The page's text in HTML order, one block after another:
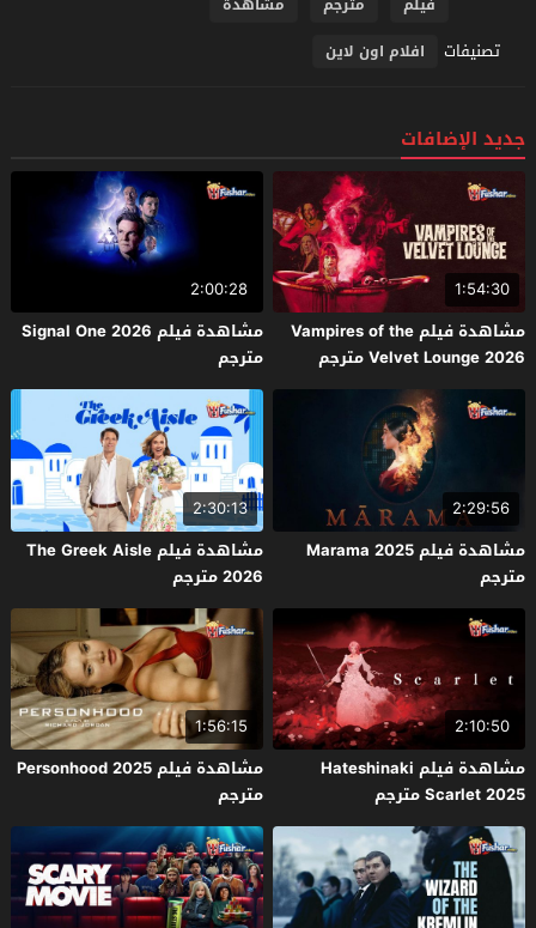
تصنيفات افلام اون لاين
جديد الإضافات
1:54:30
مشاهدة فيلم Vampires of the
Velvet Lounge 2026 مترجم
2:00:28
مشاهدة فيلم Signal One 2026
مترجم
2:29:56
مشاهدة فيلم Marama 2025
مترجم
2:30:13
مشاهدة فيلم The Greek Aisle
2026 مترجم
2:10:50
مشاهدة فيلم Hateshinaki
Scarlet 2025 مترجم
1:56:15
مشاهدة فيلم Personhood 2025
مترجم